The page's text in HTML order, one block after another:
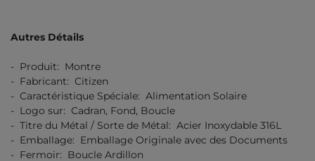
Autres Détails
- Produit: Montre
- Fabricant: Citizen
- Caractéristique Spéciale: Alimentation Solaire
- Logo sur: Cadran, Fond, Boucle
- Titre du Métal / Sorte de Métal: Acier Inoxydable 316L
- Emballage: Emballage Originale avec des Documents
- Fermoir: Boucle Ardillon